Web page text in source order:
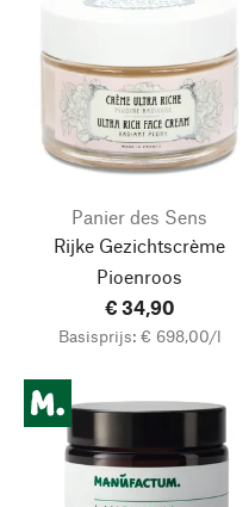
Panier des Sens
Rijke Gezichtscrème
Pioenroos
€ 34,90
Basisprijs: € 698,00/l